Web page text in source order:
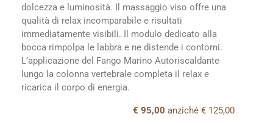
dolcezza e luminosità. Il massaggio viso offre una
qualità di relax incomparabile e risultati
immediatamente visibili. Il modulo dedicato alla
bocca rimpolpa le labbra e ne distende i contorni.
L’applicazione del Fango Marino Autoriscaldante
lungo la colonna vertebrale completa il relax e
ricarica il corpo di energia.
€ 95,00 anziché € 125,00